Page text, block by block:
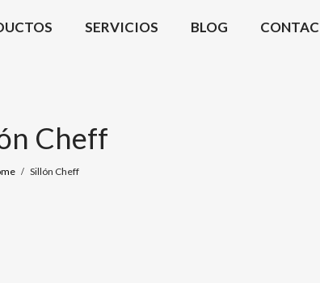
SERVICIOS BLOG
Cheff
/ Sillón Cheff